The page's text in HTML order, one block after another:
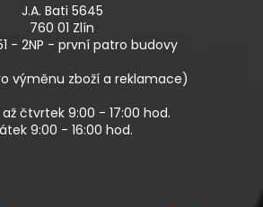
J.A. Bati 5645
760 01 Zlín
- 2NP - první patro budovy
výměnu zboží a reklamace)
čtvrtek 9:00 - 17:00 hod.
9:00 - 16:00 hod.